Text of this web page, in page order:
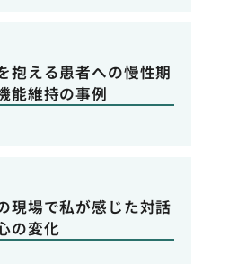
抱える患者への慢性期
能維持の事例
現場で私が感じた対話
の変化